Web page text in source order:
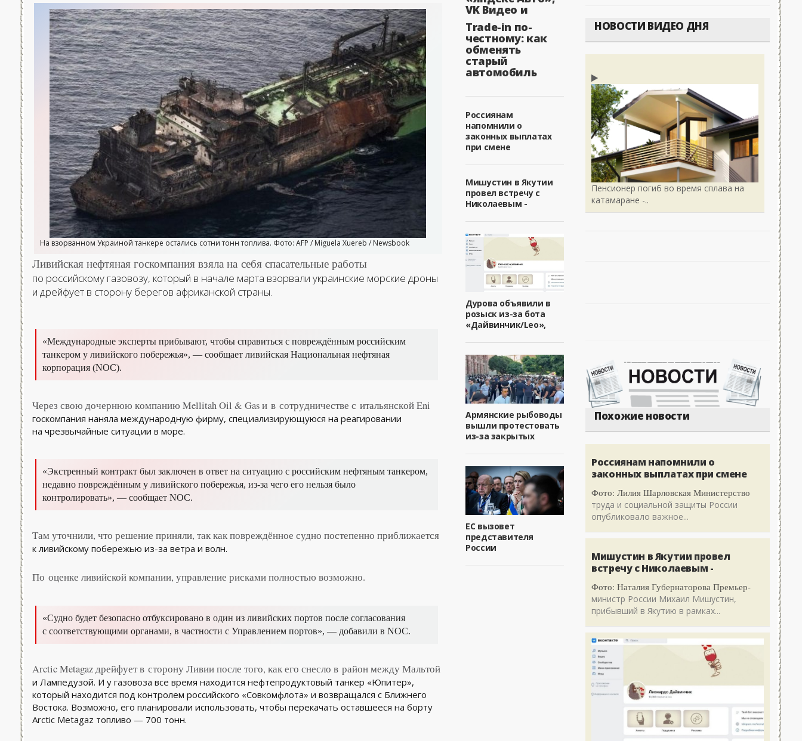
На взорванном Украиной танкере остались сотни тонн топлива. Фото: AFP / Miguela Xuereb / Newsbook
Ливийская нефтяная госкомпания взяла на себя спасательные работы
по российскому газовозу, который в начале марта взорвали украинские морские дроны
и дрейфует в сторону берегов африканской страны.
«Международные эксперты прибывают, чтобы справиться с повреждённым российским
танкером у ливийского побережья», — сообщает ливийская Национальная нефтяная
корпорация (NOC).
Через свою дочернюю компанию Mellitah Oil & Gas и в сотрудничестве с итальянской Eni
госкомпания наняла международную фирму, специализирующуюся на реагировании
на чрезвычайные ситуации в море.
«Экстренный контракт был заключен в ответ на ситуацию с российским нефтяным танкером,
недавно повреждённым у ливийского побережья, из-за чего его нельзя было
контролировать», — сообщает NOC.
Там уточнили, что решение приняли, так как повреждённое судно постепенно приближается
к ливийскому побережью из-за ветра и волн.
По оценке ливийской компании, управление рисками полностью возможно.
«Судно будет безопасно отбуксировано в один из ливийских портов после согласования
с соответствующими органами, в частности с Управлением портов», — добавили в NOC.
Arctic Metagaz дрейфует в сторону Ливии после того, как его снесло в район между Мальтой
и Лампедузой. И у газовоза все время находится нефтепродуктовый танкер «Юпитер»,
который находится под контролем российского «Совкомфлота» и возвращался с Ближнего
Востока. Возможно, его планировали использовать, чтобы перекачать оставшееся на борту
Arctic Metagaz топливо — 700 тонн.
VK Видео и
Trade-in по-
честному: как
обменять
старый
автомобиль
Россиянам
напомнили о
законных выплатах
при смене
Мишустин в Якутии
провел встречу с
Николаевым -
Дурова объявили в
розыск из-за бота
«Дайвинчик/Leo»,
Армянские рыбоводы
вышли протестовать
из-за закрытых
ЕС вызовет
представителя
России
НОВОСТИ ВИДЕО ДНЯ
Пенсионер погиб во время сплава на
катамаране -..
Похожие новости
Россиянам напомнили о
законных выплатах при смене
Фото: Лилия Шарловская Министерство
труда и социальной защиты России
опубликовало важное...
Мишустин в Якутии провел
встречу с Николаевым -
Фото: Наталия Губернаторова Премьер-
министр России Михаил Мишустин,
прибывший в Якутию в рамках...